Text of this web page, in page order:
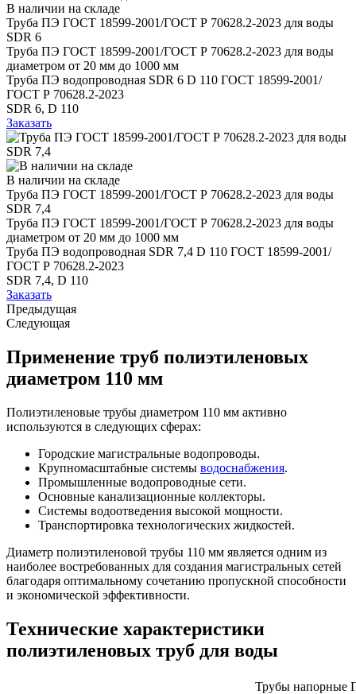
В наличии на складе
Труба ПЭ ГОСТ 18599-2001/ГОСТ Р 70628.2-2023 для воды
SDR 6
Труба ПЭ ГОСТ 18599-2001/ГОСТ Р 70628.2-2023 для воды
диаметром от 20 мм до 1000 мм
Труба ПЭ водопроводная SDR 6 D 110 ГОСТ 18599-2001/
ГОСТ Р 70628.2-2023
SDR 6, D 110
Заказать
В наличии на складе
Труба ПЭ ГОСТ 18599-2001/ГОСТ Р 70628.2-2023 для воды
SDR 7,4
Труба ПЭ ГОСТ 18599-2001/ГОСТ Р 70628.2-2023 для воды
диаметром от 20 мм до 1000 мм
Труба ПЭ водопроводная SDR 7,4 D 110 ГОСТ 18599-2001/
ГОСТ Р 70628.2-2023
SDR 7,4, D 110
Заказать
Предыдущая
Следующая
Применение труб полиэтиленовых
диаметром 110 мм
Полиэтиленовые трубы диаметром 110 мм активно
используются в следующих сферах:
Городские магистральные водопроводы.
Крупномасштабные системы водоснабжения.
Промышленные водопроводные сети.
Основные канализационные коллекторы.
Системы водоотведения высокой мощности.
Транспортировка технологических жидкостей.
Диаметр полиэтиленовой трубы 110 мм является одним из
наиболее востребованных для создания магистральных сетей
благодаря оптимальному сочетанию пропускной способности
и экономической эффективности.
Технические характеристики
полиэтиленовых труб для воды
Трубы напорные